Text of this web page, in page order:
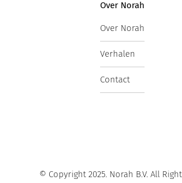
Over Norah
Over Norah
Verhalen
Contact
© Copyright 2025. Norah B.V. All